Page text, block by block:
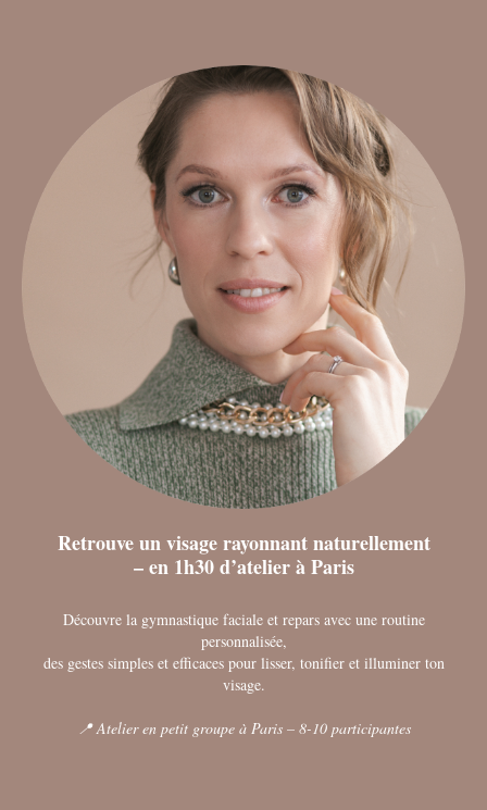
Retrouve un visage rayonnant naturellement
– en 1h30 d’atelier à Paris
Découvre la gymnastique faciale et repars avec une routine
personnalisée,
des gestes simples et efficaces pour lisser, tonifier et illuminer ton
visage.
📍 Atelier en petit groupe à Paris – 8-10 participantes